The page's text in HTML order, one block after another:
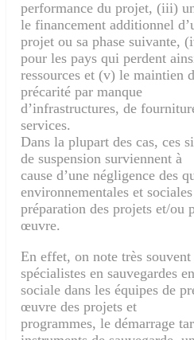
performance du projet, (iii)
le financement additionnel
projet ou sa phase suivante,
pour les pays qui perdent
ressources et (v) le maintien
précarité par manque
d’infrastructures, de
services.
Dans la plupart des cas, ces
de suspension surviennent à
cause d’une négligence des
environnementales et
préparation des projets et/ou
œuvre.
En effet, on note très souvent
spécialistes en sauvegardes
sociale dans les équipes de
œuvre des projets et
programmes, le démarrage